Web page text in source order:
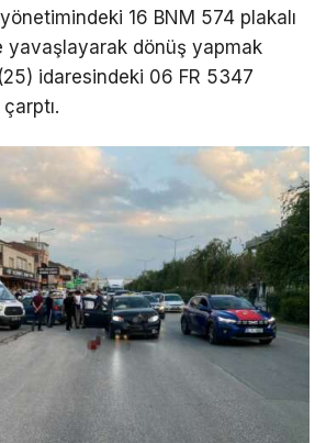
16 BNM 574 plakalı
yavaşlayarak dönüş yapmak
idaresindeki 06 FR 5347